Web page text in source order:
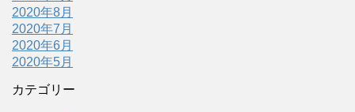
2020年8月
2020年7月
2020年6月
2020年5月
カテゴリー